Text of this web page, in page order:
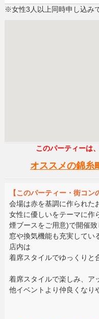
※女性3人以上同時申し込み
このパーティーは
オススメの錦糸
【このパーティー・街コン
会場は赤を基調に作られた
女性に優しいをテーマに作
煙ブースをご用意)で開催致
窓や換気機能も充実してい
店内は
着席スタイルでゆっくりと
着席スタイルで楽しみ、ア
他イベントより仲良くなり